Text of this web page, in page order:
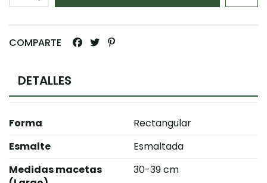
COMPARTE
DETALLES
Forma
Rectangular
Esmalte
Esmaltada
Medidas macetas
30-39 cm